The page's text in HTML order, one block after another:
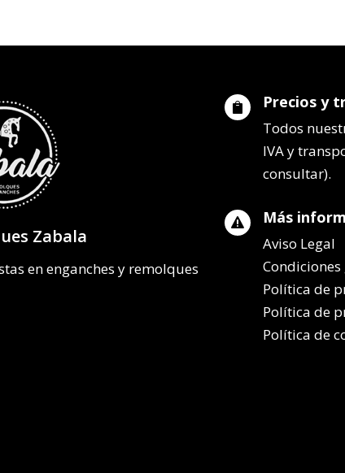
Zabala
en enganches y remolques
 Precios y
Todos
IVA y
consultar).
 Más
Aviso Legal
Condiciones
Política de
Política de
Política de